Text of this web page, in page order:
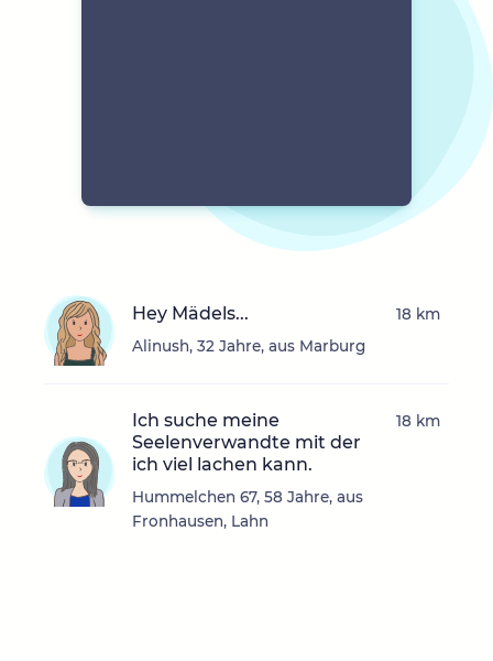
Hey Mädels...
Alinush, 32 Jahre, aus Marburg
18 km
Ich suche meine
Seelenverwandte mit der
ich viel lachen kann.
Hummelchen 67, 58 Jahre, aus
Fronhausen, Lahn
18 km